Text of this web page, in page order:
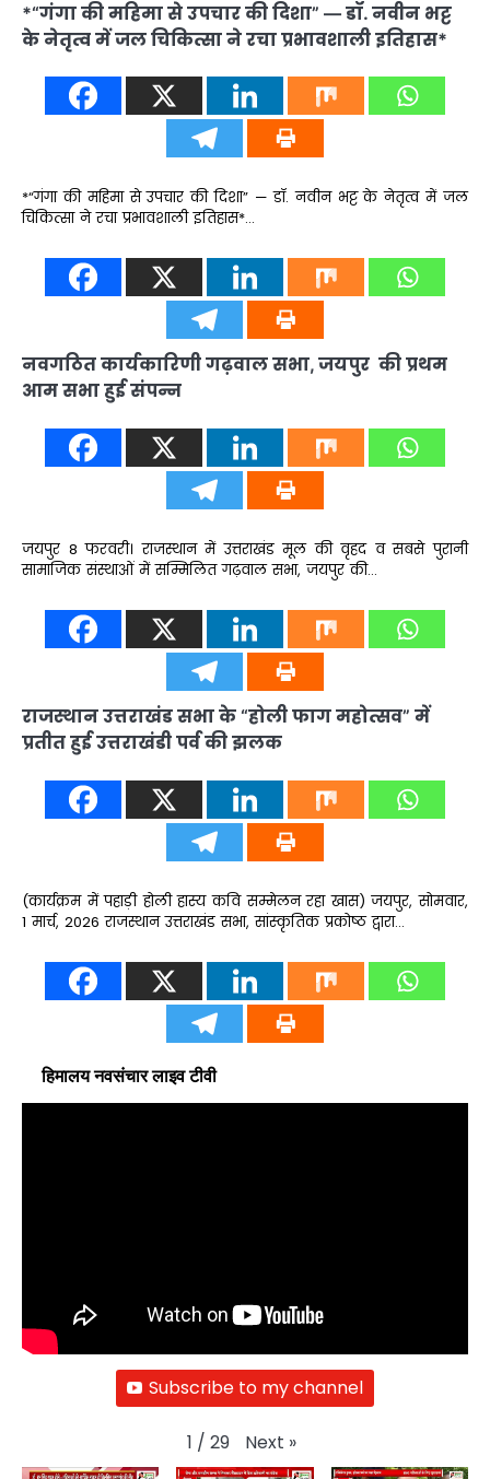
*“गंगा की महिमा से उपचार की दिशा” — डॉ. नवीन भट्ट
के नेतृत्व में जल चिकित्सा ने रचा प्रभावशाली इतिहास*
*“गंगा की महिमा से उपचार की दिशा” — डॉ. नवीन भट्ट के नेतृत्व में जल
चिकित्सा ने रचा प्रभावशाली इतिहास*…
नवगठित कार्यकारिणी गढ़वाल सभा, जयपुर की प्रथम
आम सभा हुई संपन्न
जयपुर 8 फरवरी। राजस्थान में उत्तराखंड मूल की वृहद व सबसे पुरानी
सामाजिक संस्थाओं में सम्मिलित गढ़वाल सभा, जयपुर की…
राजस्थान उत्तराखंड सभा के “होली फाग महोत्सव” में
प्रतीत हुई उत्तराखंडी पर्व की झलक
(कार्यक्रम में पहाड़ी होली हास्य कवि सम्मेलन रहा खास) जयपुर, सोमवार,
1 मार्च, 2026 राजस्थान उत्तराखंड सभा, सांस्कृतिक प्रकोष्ठ द्वारा…
हिमालय नवसंचार लाइव टीवी
Subscribe to my channel
1 / 29 Next »